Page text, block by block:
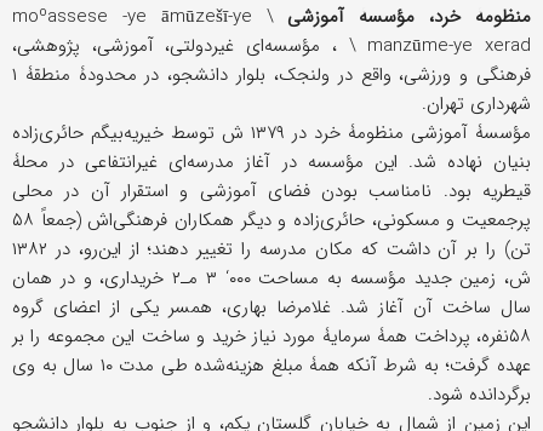
منظومۀ خرد، مؤسسۀ آموزشی
\ moºassese -ye āmūzešī-ye
manzūme-ye xerad \ ، مؤسسه‌ای غیردولتی، آموزشی، پژوهشی،
فرهنگی و ورزشی، واقع در ولنجک، بلوار دانشجو، در محدودۀ منطقۀ ۱
شهرداری تهران.
مؤسسۀ آموزشی منظومۀ خرد در ۱۳۷۹ ش توسط خیریه‌بیگم حائری‌زاده
بنیان نهاده شد. این مؤسسه در آغاز مدرسه‌ای غیرانتفاعی در محلۀ
قیطریه بود. نامناسب بودن فضای آموزشی و استقرار آن در محلی
پرجمعیت و مسکونی، حائری‌زاده و دیگر همکاران فرهنگی‌اش (جمعاً ۵۸
تن) را بر آن داشت که مکان مدرسه را تغییر دهند؛ از این‌رو، در ۱۳۸۲
ش، زمین جدید مؤسسه به مساحت ۰۰۰‘ ۳ مـ۲ خریداری، و در همان
سال ساخت آن آغاز شد. غلامرضا بهاری، همسر یکی از اعضای گروه
۵۸نفره، پرداخت همۀ سرمایۀ مورد نیاز خرید و ساخت این مجموعه را بر
عهده گرفت؛ به شرط آنکه همۀ مبلغ هزینه‌شده طی مدت ۱۰ سال به وی
برگردانده شود.
این زمین از شمال به خیابان گلستان یکم، و از جنوب به بلوار دانشجو